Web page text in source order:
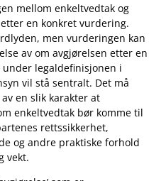
mellom enkeltvedtak og
en konkret vurdering.
men vurderingen kan
av om avgjørelsen etter en
legaldefinisjonen i
vil stå sentralt. Det må
en slik karakter at
enkeltvedtak bør komme til
rettssikkerhet,
og andre praktiske forhold
vekt.